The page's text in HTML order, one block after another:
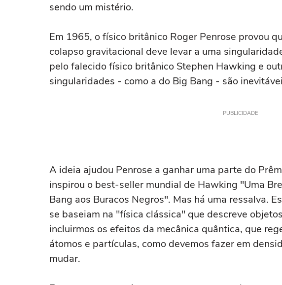
sendo um mistério.
Em 1965, o físico britânico Roger Penrose provou
colapso gravitacional deve levar a uma
pelo falecido físico britânico Stephen Hawking e
singularidades - como a do Big Bang - são
PUBLICIDADE
A ideia ajudou Penrose a ganhar uma parte do
inspirou o best-seller mundial de Hawking "Uma
Bang aos Buracos Negros". Mas há uma ressalva.
se baseiam na "física clássica" que descreve
incluirmos os efeitos da mecânica quântica, que
átomos e partículas, como devemos fazer em
mudar.